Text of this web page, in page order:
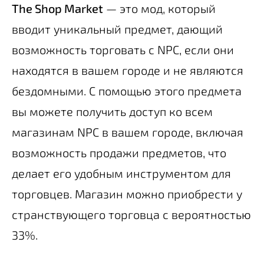
The Shop Market — это мод, который
вводит уникальный предмет, дающий
возможность торговать с NPC, если они
находятся в вашем городе и не являются
бездомными. С помощью этого предмета
вы можете получить доступ ко всем
магазинам NPC в вашем городе, включая
возможность продажи предметов, что
делает его удобным инструментом для
торговцев. Магазин можно приобрести у
странствующего торговца с вероятностью
33%.